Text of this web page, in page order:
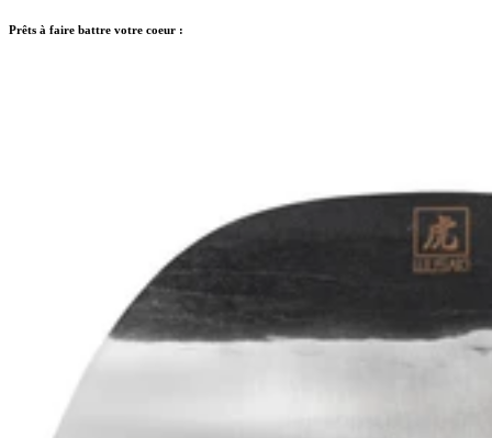
Prêts à faire battre votre coeur :